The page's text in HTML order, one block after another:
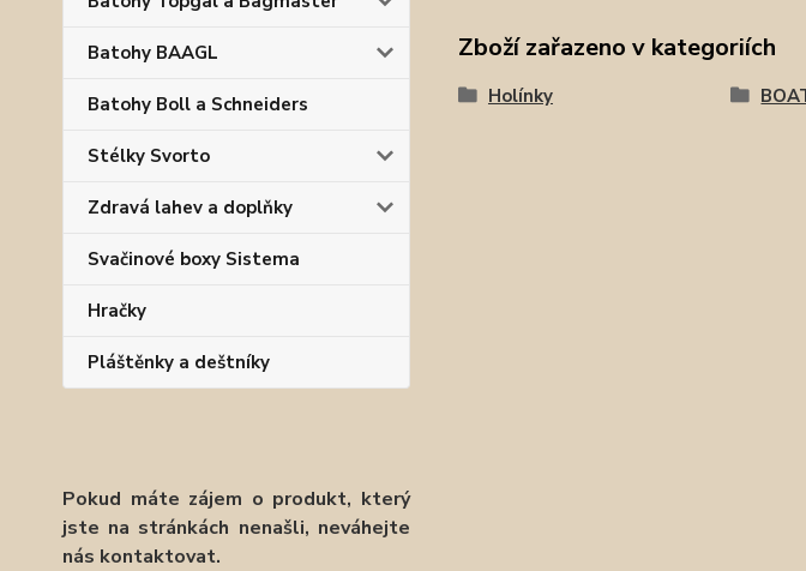
Batohy BAAGL
Batohy Boll a Schneiders
Stélky Svorto
Zdravá lahev a doplňky
Svačinové boxy Sistema
Hračky
Pláštěnky a deštníky
Pokud máte zájem o produkt, který
jste na stránkách nenašli, neváhejte
nás kontaktovat.
Zboží zařazeno v kategoriích
Holínky